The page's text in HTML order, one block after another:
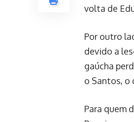
volta de
Por outro
devido a
gaúcha
o Santos, o
Para quem